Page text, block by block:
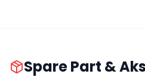
Spare Part &